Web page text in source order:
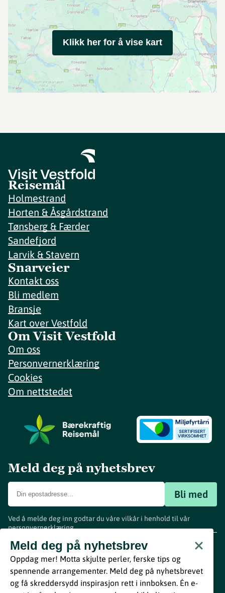
Klikk her for å vise kart
Reisemål
Holmestrand
Horten & Åsgårdstrand
Tønsberg & Færder
Sandefjord
Larvik & Stavern
Snarveier
Kontakt oss
Bli medlem
Bransje
Kart over Vestfold
Om Visit Vestfold
Om oss
Personvernerklæring
Cookies
Om nettstedet
Meld deg på nyhetsbrev
Bli med
Ved å melde deg inn godtar du våre vilkår i henhold til vår
personvernerklæring.
Meld deg på nyhetsbrev
Oppdag mer! Motta skjulte perler, ferske tips og
spennende arrangementer. Meld deg på nyhetsbrevet
og få skreddersydd inspirasjon rett i innboksen. Én e-
www.visitvestfold.com
Turistinformasjon
Vestfold Fylkeskommune
ByBreakfast